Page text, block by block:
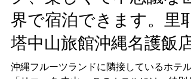
は、沖縄フルーツランド
のトロピカル王国物語の
お部屋がございます。絵